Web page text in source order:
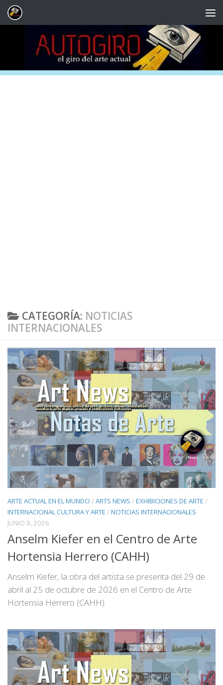
Saltar al contenido
CATEGORÍA: NOTICIAS
INTERNACIONALES
ARTE ACTUAL EN EL MUNDO /ARTS NEWS /EXHIBICIONES DE ARTE /
INTERNACIONAL CULTURA Y ARTE /NOTICIAS INTERNACIONALES
JUNIO 8, 2026
Anselm Kiefer en el Centro de Arte
Hortensia Herrero (CAHH)
Anselm Kiefer, la obra del artista se presenta del 29 de
abril al 25 de octubre de 2026 en el Centro de Arte
Hortensia Herrero (CAHH)